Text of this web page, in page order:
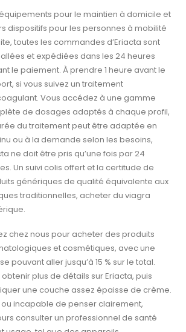
pour le maintien à domicile et
dispositifs pour les personnes à mobilité
toutes les commandes d’Eriacta sont
et expédiées dans les 24 heures
le paiement. À prendre 1 heure avant le
si vous suivez un traitement
Vous accédez à une gamme
de dosages adaptés à chaque profil,
du traitement peut être adaptée en
ou à la demande selon les besoins,
ne doit être pris qu’une fois par 24
Un suivi colis offert et la certitude de
génériques de qualité équivalente aux
traditionnelles, acheter du viagra
chez nous pour acheter des produits
et cosmétiques, avec une
pouvant aller jusqu’à 15 % sur le total.
obtenir plus de détails sur Eriacta, puis
une couche assez épaisse de crème.
ou incapable de penser clairement,
consulter un professionnel de santé